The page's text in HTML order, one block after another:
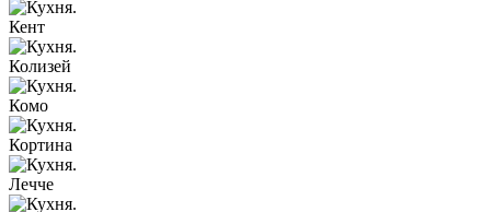
Кент
Колизей
Комо
Кортина
Лечче